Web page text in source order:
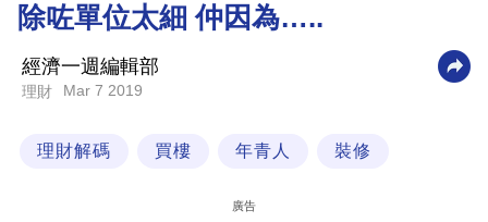
商
業
科
除咗單位太細 仲因為…..
經濟一週編輯部
理財 Mar 7 2019
理財解碼 買樓 年青人 裝修
廣告